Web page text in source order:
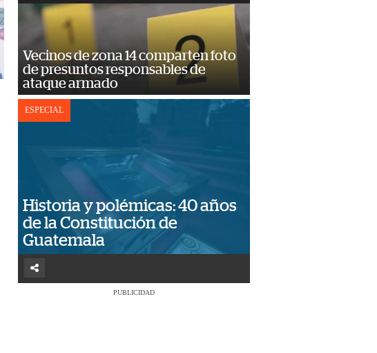
Vecinos de zona 14 comparten foto
de presuntos responsables de
ataque armado
ESPECIAL
Historia y polémicas: 40 años
de la Constitución de
Guatemala
PUBLICIDAD